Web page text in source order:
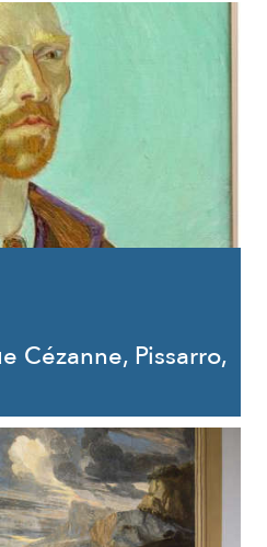
Cézanne, Pissarro,